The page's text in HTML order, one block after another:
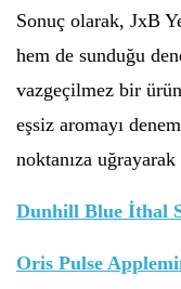
Sonuç olarak, JxB
hem de sunduğu
vazgeçilmez bir
eşsiz aromayı
noktanıza
Dunhill Blue İthal
Oris Pulse